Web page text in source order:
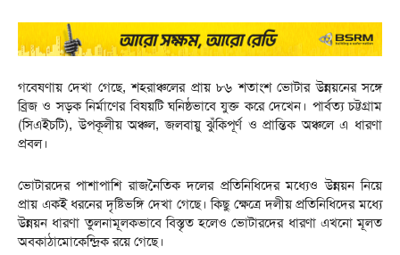
গবেষণায় দেখা গেছে, শহরাঞ্চলের প্রায় ৮৬ শতাংশ ভোটার উন্নয়নের সঙ্গে
ব্রিজ ও সড়ক নির্মাণের বিষয়টি ঘনিষ্ঠভাবে যুক্ত করে দেখেন। পার্বত্য চট্টগ্রাম
(সিএইচটি), উপকূলীয় অঞ্চল, জলবায়ু ঝুঁকিপূর্ণ ও প্রান্তিক অঞ্চলে এ ধারণা
প্রবল।
ভোটারদের পাশাপাশি রাজনৈতিক দলের প্রতিনিধিদের মধ্যেও উন্নয়ন নিয়ে
প্রায় একই ধরনের দৃষ্টিভঙ্গি দেখা গেছে। কিছু ক্ষেত্রে দলীয় প্রতিনিধিদের মধ্যে
উন্নয়ন ধারণা তুলনামূলকভাবে বিস্তৃত হলেও ভোটারদের ধারণা এখনো মূলত
অবকাঠামোকেন্দ্রিক রয়ে গেছে।